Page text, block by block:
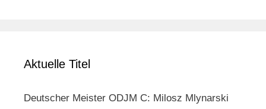
Aktuelle Titel
Deutscher Meister ODJM C: Milosz Mlynarski